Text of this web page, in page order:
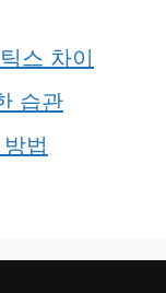
스 차이
습관
법